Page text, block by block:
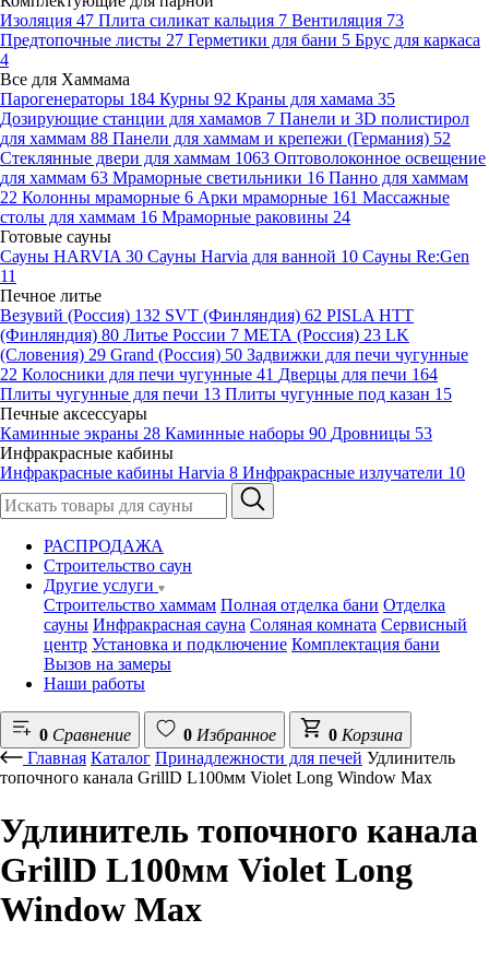
Изоляция 47 Плита силикат кальция 7 Вентиляция 73
Предтопочные листы 27 Герметики для бани 5 Брус для каркаса
4
Все для Хаммама
Парогенераторы 184 Курны 92 Краны для хамама 35
Дозирующие станции для хамамов 7 Панели и 3D полистирол
для хаммам 88 Панели для хаммам и крепежи (Германия) 52
Стеклянные двери для хаммам 1063 Оптоволоконное освещение
для хаммам 63 Мраморные светильники 16 Панно для хаммам
22 Колонны мраморные 6 Арки мраморные 161 Массажные
столы для хаммам 16 Мраморные раковины 24
Готовые сауны
Сауны HARVIA 30 Сауны Harvia для ванной 10 Сауны Re:Gen
11
Печное литье
Везувий (Россия) 132 SVT (Финляндия) 62 PISLA HTT
(Финляндия) 80 Литье России 7 МЕТА (Россия) 23 LK
(Словения) 29 Grand (Россия) 50 Задвижки для печи чугунные
22 Колосники для печи чугунные 41 Дверцы для печи 164
Плиты чугунные для печи 13 Плиты чугунные под казан 15
Печные аксессуары
Каминные экраны 28 Каминные наборы 90 Дровницы 53
Инфракрасные кабины
Инфракрасные кабины Harvia 8 Инфракрасные излучатели 10
РАСПРОДАЖА
Строительство саун
Другие услуги
Строительство хаммам Полная отделка бани Отделка
сауны Инфракрасная сауна Соляная комната Сервисный
центр Установка и подключение Комплектация бани
Вызов на замеры
Наши работы
0 Сравнение 0 Избранное 0 Корзина
Главная Каталог Принадлежности для печей Удлинитель
топочного канала GrillD L100мм Violet Long Window Max
Удлинитель топочного канала
GrillD L100мм Violet Long
Window Max